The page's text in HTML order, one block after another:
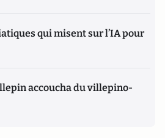
qui misent sur l’IA pour
accoucha du villepino-